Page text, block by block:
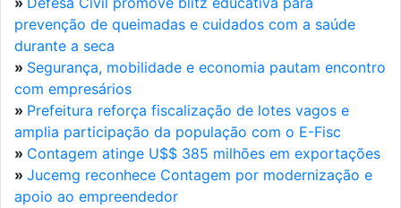
prevenção de queimadas e cuidados com a saúde
durante a seca
» Segurança, mobilidade e economia pautam encontro
com empresários
» Prefeitura reforça fiscalização de lotes vagos e
amplia participação da população com o E-Fisc
» Contagem atinge U$$ 385 milhões em exportações
» Jucemg reconhece Contagem por modernização e
apoio ao empreendedor